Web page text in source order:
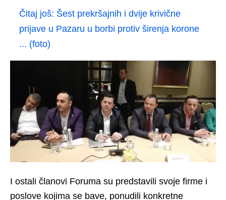
Čitaj još: Šest prekršajnih i dvije krivične
prijave u Pazaru u borbi protiv širenja korone
... (foto)
I ostali članovi Foruma su predstavili svoje firme i
poslove kojima se bave, ponudili konkretne